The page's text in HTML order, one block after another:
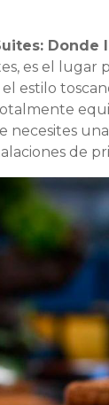
es el
estilo
necesites
de